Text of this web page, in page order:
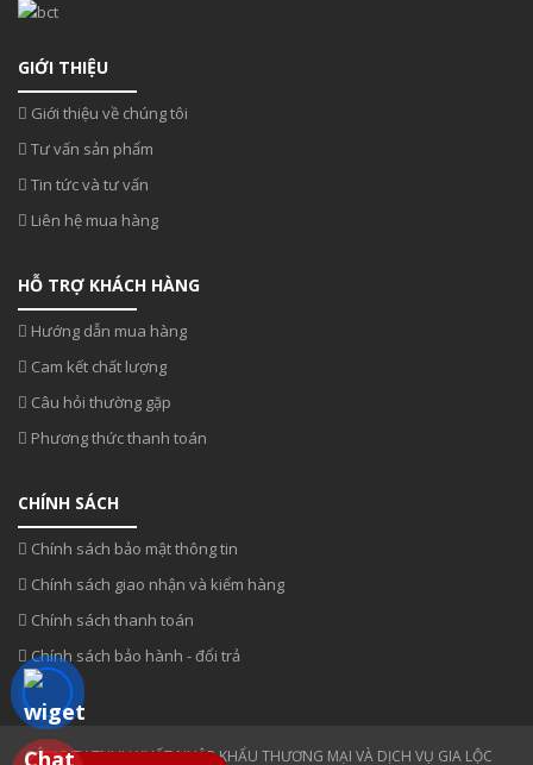
GIỚI THIỆU
Giới thiệu về chúng tôi
Tư vấn sản phẩm
Tin tức và tư vấn
Liên hệ mua hàng
HỖ TRỢ KHÁCH HÀNG
Hướng dẫn mua hàng
Cam kết chất lượng
Câu hỏi thường gặp
Phương thức thanh toán
CHÍNH SÁCH
Chính sách bảo mật thông tin
Chính sách giao nhận và kiểm hàng
Chính sách thanh toán
Chính sách bảo hành - đổi trả
CÔNG TY TNHH XUẤT NHẬP KHẨU THƯƠNG MẠI VÀ DỊCH VỤ GIA LỘC